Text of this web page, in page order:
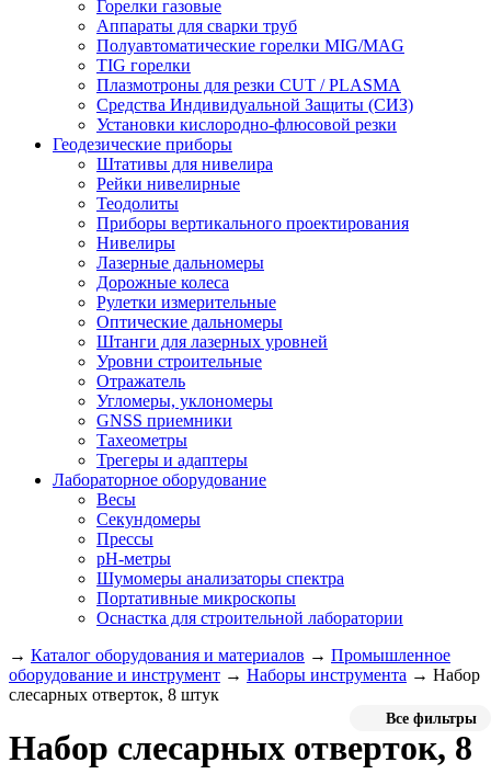
Горелки газовые
Аппараты для сварки труб
Полуавтоматические горелки MIG/MAG
TIG горелки
Плазмотроны для резки CUT / PLASMA
Средства Индивидуальной Защиты (СИЗ)
Установки кислородно-флюсовой резки
Геодезические приборы
Штативы для нивелира
Рейки нивелирные
Теодолиты
Приборы вертикального проектирования
Нивелиры
Лазерные дальномеры
Дорожные колеса
Рулетки измерительные
Оптические дальномеры
Штанги для лазерных уровней
Уровни строительные
Отражатель
Угломеры, уклономеры
GNSS приемники
Тахеометры
Трегеры и адаптеры
Лабораторное оборудование
Весы
Секундомеры
Прессы
pH-метры
Шумомеры анализаторы спектра
Портативные микроскопы
Оснастка для строительной лаборатории
→ Каталог оборудования и материалов → Промышленное
оборудование и инструмент → Наборы инструмента → Набор
слесарных отверток, 8 штук
Все фильтры
Набор слесарных отверток, 8